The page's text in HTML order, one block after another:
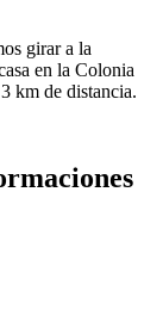
girar a la
en la Colonia
km de distancia.